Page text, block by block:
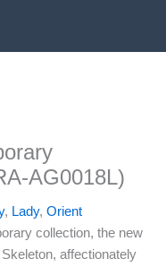
AG0018L)
, Lady, Orient
collection, the new
affectionately